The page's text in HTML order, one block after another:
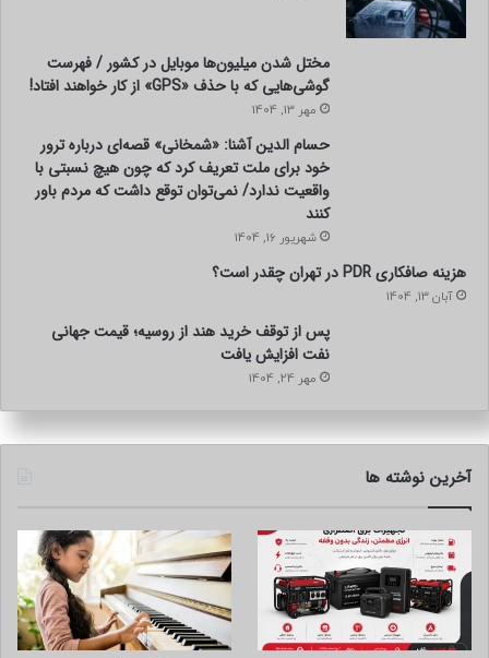
مختل شدن میلیون‌ها موبایل در کشور / فهرست
گوشی‌هایی که با حذف «GPS» از کار خواهند افتاد!
مهر 13, 1404
حسام الدین آشنا: «شمخانی» قصه‌ای درباره ترور
خود برای ملت تعریف کرد که چون هیچ نسبتی با
واقعیت ندارد/ نمی‌توان توقع داشت که مردم باور
کنند
شهریور 16, 1404
هزینه صافکاری PDR در تهران چقدر است؟
آبان 13, 1404
پس از توقف خرید هند از روسیه؛ قیمت جهانی
نفت افزایش یافت
مهر 24, 1404
آخرین نوشته ها